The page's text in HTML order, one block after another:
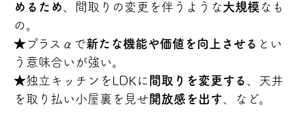
めるため
、間取りの変更を伴うような大規模 なも
の。
★プラスαで新たな機能や価値を向上させる とい
う意味合いが強い。
★独立キッチンをLDKに 間取りを変更する
、天井
を取り払い小屋裏を見せ開放感を出す 、など。